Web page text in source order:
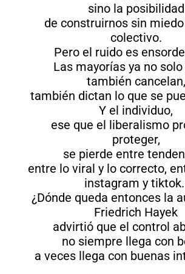
sino la posibilidad
de construirnos sin
colectivo.
Pero el ruido es
Las mayorías ya no
también cancelan,
también dictan lo que se
Y el individuo,
ese que el liberalismo
proteger,
se pierde entre
entre lo viral y lo correcto,
instagram y tiktok.
¿Dónde queda entonces la
Friedrich Hayek
advirtió que el control
no siempre llega con
a veces llega con buenas